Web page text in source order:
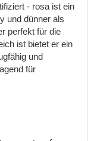
- rosa ist ein
und dünner als
perfekt für die
ist bietet er ein
und
für